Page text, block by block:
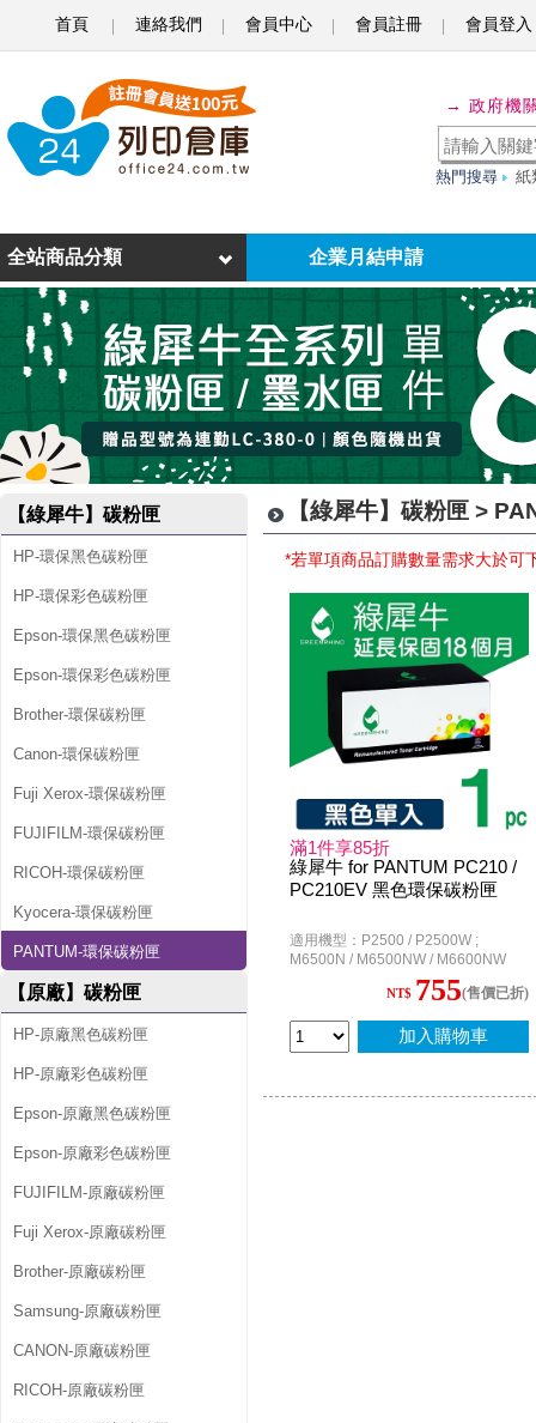
首頁 連絡我們 會員中心 會員註冊 會員登入
N
U
M
-
環
保
碳
粉
匣
→ 政府機
熱門搜尋 紙
企業月結申請
全站商品分類
【綠犀牛】碳粉匣
HP-環保黑色碳粉匣
HP-環保彩色碳粉匣
Epson-環保黑色碳粉匣
Epson-環保彩色碳粉匣
Brother-環保碳粉匣
Canon-環保碳粉匣
Fuji Xerox-環保碳粉匣
FUJIFILM-環保碳粉匣
RICOH-環保碳粉匣
Kyocera-環保碳粉匣
PANTUM-環保碳粉匣
【原廠】碳粉匣
HP-原廠黑色碳粉匣
HP-原廠彩色碳粉匣
Epson-原廠黑色碳粉匣
Epson-原廠彩色碳粉匣
FUJIFILM-原廠碳粉匣
Fuji Xerox-原廠碳粉匣
Brother-原廠碳粉匣
Samsung-原廠碳粉匣
CANON-原廠碳粉匣
RICOH-原廠碳粉匣
【綠犀牛】碳粉匣 >
*若單項商品訂購數量需求大於可
滿1件享85折
綠犀牛 for PANTUM PC210 /
PC210EV 黑色環保碳粉匣
適用機型：P2500 / P2500W ;
M6500N / M6500NW / M6600NW
NT$ 755(售價已折)
加入購物車